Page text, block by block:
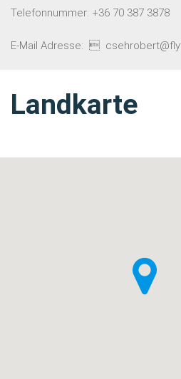
Telefonnummer: +36 70 387 3878
E-Mail Adresse: 
Landkarte